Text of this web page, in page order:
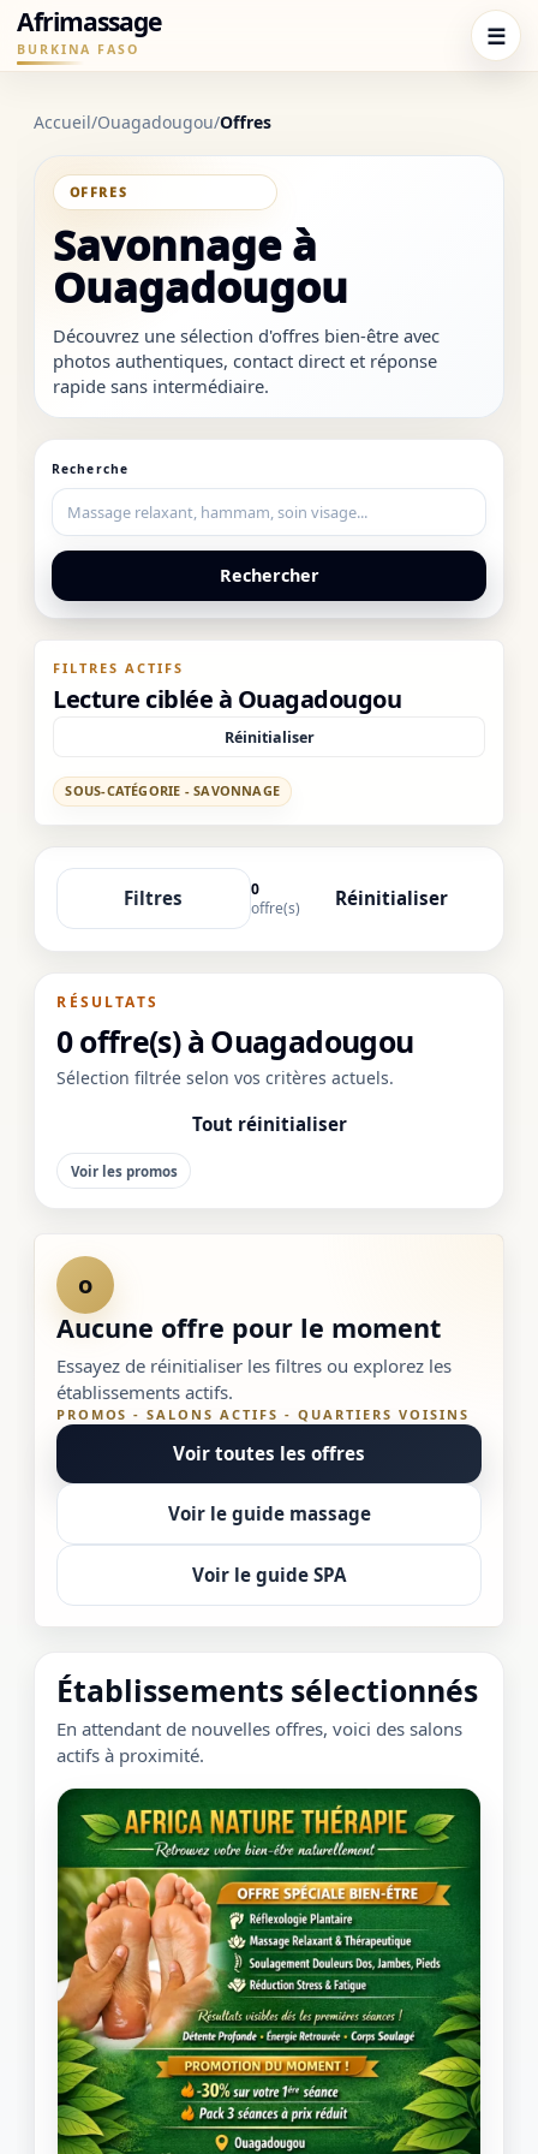
Afrimassage
BURKINA FASO ☰
Accueil/Ouagadougou/Offres
Savonnage à
Ouagadougou
Découvrez une sélection d'offres bien-être avec
photos authentiques, contact direct et réponse
rapide sans intermédiaire.
Recherche
Rechercher
FILTRES ACTIFS
Lecture ciblée à Ouagadougou
Réinitialiser
SOUS-CATÉGORIE - SAVONNAGE
Filtres
0
offre(s)
Réinitialiser
RÉSULTATS
0 offre(s) à Ouagadougou
Sélection filtrée selon vos critères actuels.
Tout réinitialiser
Voir les promos
o
Aucune offre pour le moment
Essayez de réinitialiser les filtres ou explorez les
établissements actifs.
PROMOS - SALONS ACTIFS - QUARTIERS VOISINS
Voir toutes les offres
Voir le guide massage
Voir le guide SPA
Établissements sélectionnés
En attendant de nouvelles offres, voici des salons
actifs à proximité.